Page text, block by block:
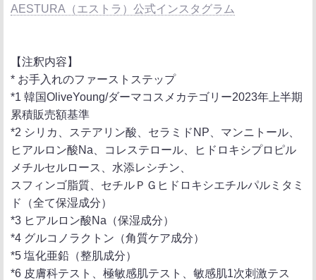
AESTURA（エストラ）公式インスタグラム
【注釈内容】
* お手入れのファーストステップ
*1 韓国OliveYoung/ダーマコスメカテゴリー2023年上半期
累積販売額基準
*2 シリカ、ステアリン酸、セラミドNP、マンニトール、
ヒアルロン酸Na、コレステロール、ヒドロキシプロピル
メチルセルロース、水添レシチン、
スフィンゴ脂質、セチルＰＧヒドロキシエチルパルミタミ
ド（全て保湿成分）
*3 ヒアルロン酸Na（保湿成分）
*4 グルコノラクトン（角質ケア成分）
*5 塩化亜鉛（整肌成分）
*6 皮膚科テスト、極敏感肌テスト、敏感肌1次刺激テス